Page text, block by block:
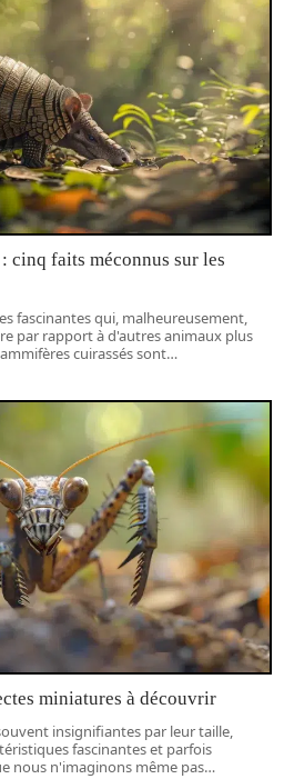
cinq faits méconnus sur les
fascinantes qui, malheureusement,
par rapport à d'autres animaux plus
cuirassés sont…
miniatures à découvrir
insignifiantes par leur taille,
fascinantes et parfois
nous n'imaginons même pas…